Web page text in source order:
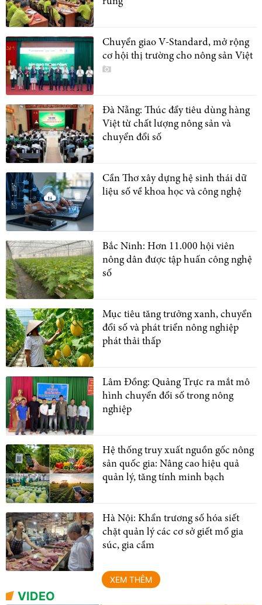
Chuyển giao V-Standard, mở rộng
cơ hội thị trường cho nông sản Việt
Đà Nẵng: Thúc đẩy tiêu dùng hàng
Việt từ chất lượng nông sản và
chuyển đổi số
Cần Thơ xây dựng hệ sinh thái dữ
liệu số về khoa học và công nghệ
Bắc Ninh: Hơn 11.000 hội viên
nông dân được tập huấn công nghệ
số
Mục tiêu tăng trưởng xanh, chuyển
đổi số và phát triển nông nghiệp
phát thải thấp
Lâm Đồng: Quảng Trực ra mắt mô
hình chuyển đổi số trong nông
nghiệp
Hệ thống truy xuất nguồn gốc nông
sản quốc gia: Nâng cao hiệu quả
quản lý, tăng tính minh bạch
Hà Nội: Khẩn trương số hóa siết
chặt quản lý các cơ sở giết mổ gia
súc, gia cầm
XEM THÊM
VIDEO